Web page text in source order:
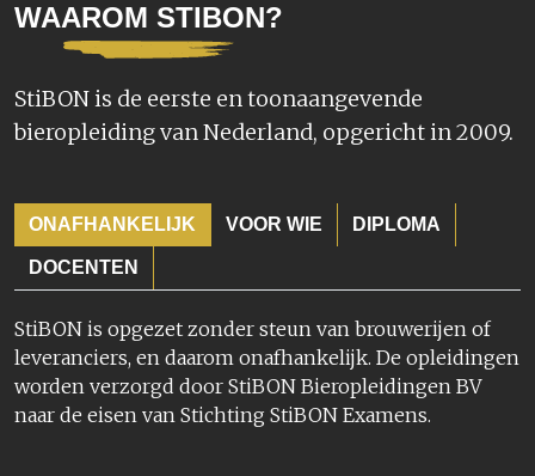
WAAROM STIBON?
StiBON is de eerste en toonaangevende
bieropleiding van Nederland, opgericht in 2009.
ONAFHANKELIJK VOOR WIE DIPLOMA
DOCENTEN
StiBON is opgezet zonder steun van brouwerijen of
leveranciers, en daarom onafhankelijk. De opleidingen
worden verzorgd door StiBON Bieropleidingen BV
naar de eisen van Stichting StiBON Examens.